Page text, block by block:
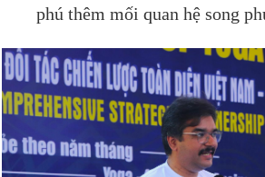
phú thêm mối quan hệ song